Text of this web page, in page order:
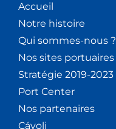
Accueil
Notre histoire
Qui sommes-nous ?
Nos sites portuaires
Stratégie 2019-2023
Port Center
Nos partenaires
Cáyoli